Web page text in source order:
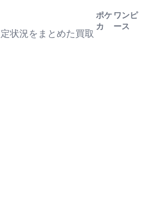
状況をまとめた買取
ポケ
カ
ワンピ
ース